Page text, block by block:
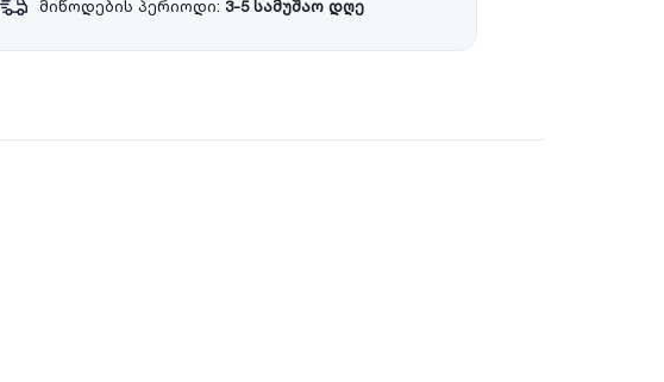
მიწოდების პერიოდი: 3-5 სამუშაო დღე